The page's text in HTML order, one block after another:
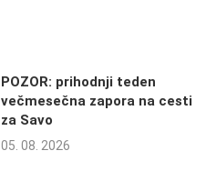
POZOR: prihodnji teden
večmesečna zapora na cesti
za Savo
05. 08. 2026